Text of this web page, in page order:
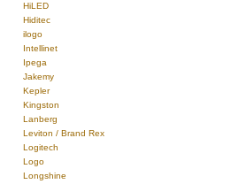
HiLED
Hiditec
ilogo
Intellinet
Ipega
Jakemy
Kepler
Kingston
Lanberg
Leviton / Brand Rex
Logitech
Logo
Longshine